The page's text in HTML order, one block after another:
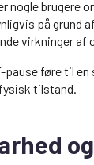
nogle brugere
på grund
virkninger af
pause føre til en
tilstand.